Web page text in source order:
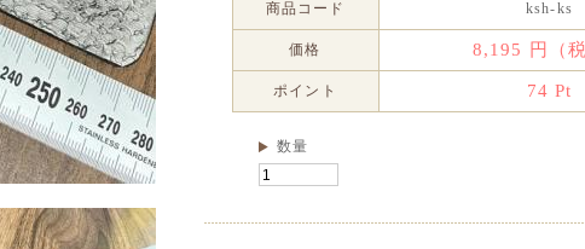
商品コード ksh-ks
価格 8,195 円（
ポイント 74 Pt
数量